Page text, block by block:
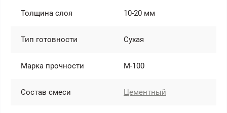
Толщина слоя 10-20 мм
Тип готовности Сухая
Марка прочности М-100
Состав смеси Цементный